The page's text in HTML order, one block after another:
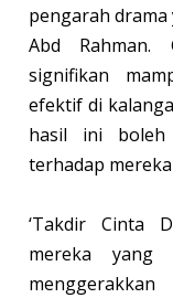
pengarah
Abd Rahman.
signifikan
efektif di
hasil ini boleh
terhadap
‘Takdir Cinta
mereka yang